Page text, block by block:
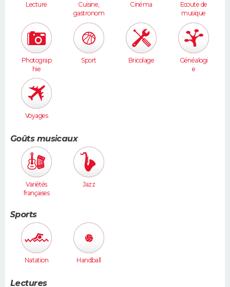
Lecture
Cuisine,
gastronom
ie
Cinéma
Ecoute de
musique
Photograp
hie
Sport Bricolage
Généalogi
e
Voyages
Goûts musicaux
Variétés
françaises
Jazz
Sports
Natation Handball
Lectures